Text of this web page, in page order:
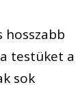
testüket a
sok